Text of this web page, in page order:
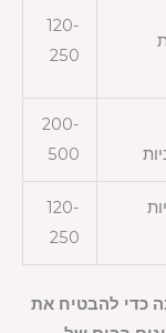
120-
250
200-
500
120-
250
כדי להבטיח את